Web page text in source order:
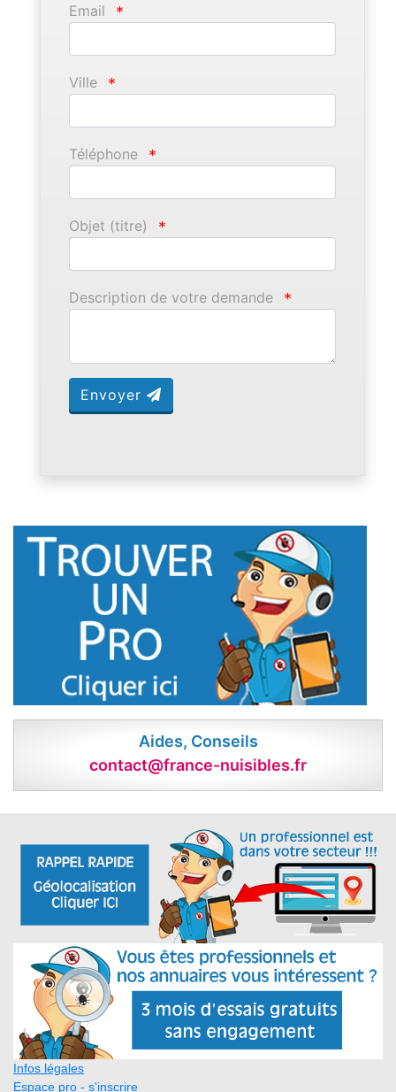
Email *
Ville *
Téléphone *
Objet (titre) *
Description de votre demande *
Envoyer
Aides, Conseils
contact@france-nuisibles.fr
Infos légales
Espace pro - s'inscrire